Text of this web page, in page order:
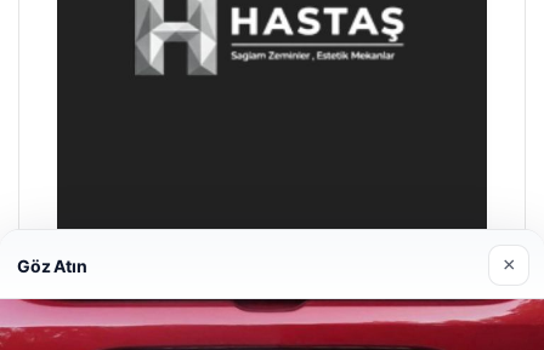
Enes Kaplan Avukatlık Bürosu
28/04/2026
Göz Atın ×